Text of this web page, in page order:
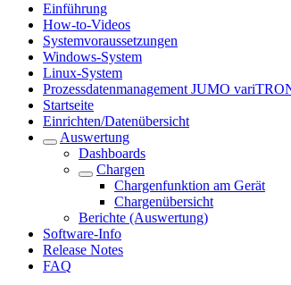
Einführung
How-to-Videos
Systemvoraussetzungen
Windows-System
Linux-System
Prozessdatenmanagement JUMO
Startseite
Einrichten/Datenübersicht
Auswertung
Dashboards
Chargen
Chargenfunktion am Gerät
Chargenübersicht
Berichte (Auswertung)
Software-Info
Release Notes
FAQ